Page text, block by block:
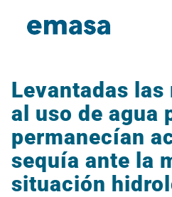
Levantadas
al uso de agua
permanecían
sequía ante la
situación